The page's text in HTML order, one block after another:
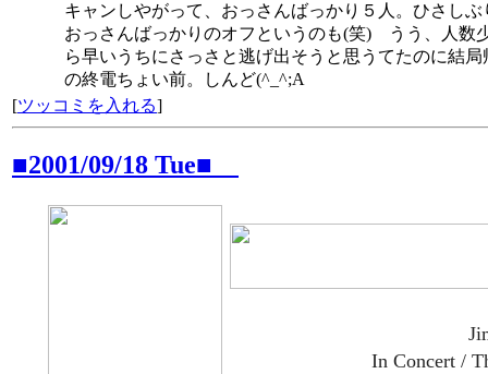
キャンしやがって、おっさんばっかり５人。ひさしぶ
おっさんばっかりのオフというのも(笑) うう、人数
ら早いうちにさっさと逃げ出そうと思うてたのに結局
の終電ちょい前。しんど(^_^;A
[ツッコミを入れる]
■2001/09/18 Tue■
In Concert /